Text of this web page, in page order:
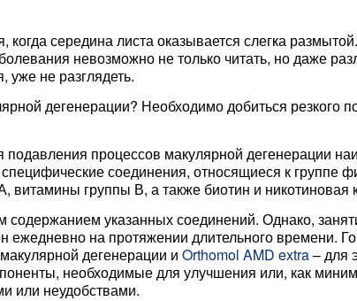
когда середина листа оказывается слегка
невозможно не только читать, но даже
уже не разглядеть.
дегенерации? Необходимо добиться резкого
процессов макулярной дегенерации
соединения, относящиеся к группе
группы В, а также биотин и никотиновая
указанных соединений. Однако,
ежедневно на протяжении длительного времени.
дегенерации и Orthomol AMD extra– для
необходимые для улучшения или, как
или неудобствами.